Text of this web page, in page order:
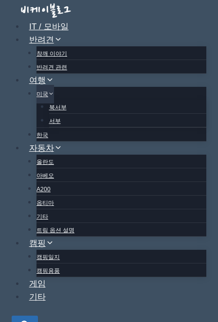
IT / 모바일
반려견
참깨 이야기
반려견 관련
여행
미국
북서부
서부
한국
자동차
올란도
아베오
A200
옵티마
기타
트림 옵션 설명
캠핑
캠핑일지
캠핑용품
게임
기타